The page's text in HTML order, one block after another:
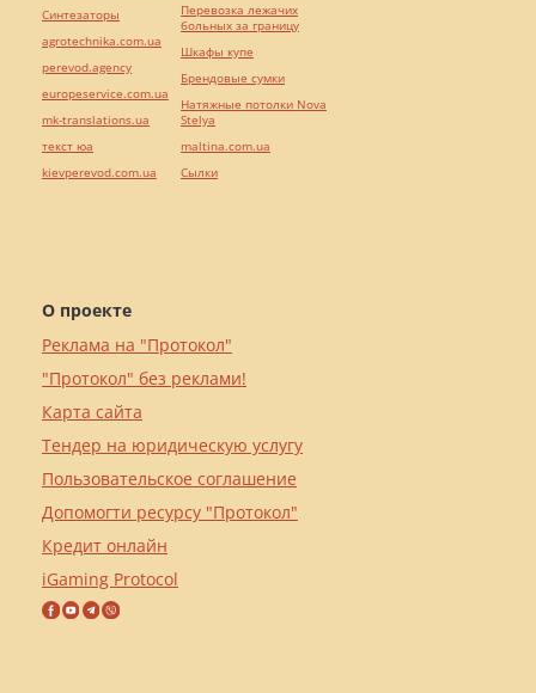
О проекте
Реклама на "Протокол"
"Протокол" без реклами!
Карта сайта
Тендер на юридическую услугу
Пользовательское соглашение
Допомогти ресурсу "Протокол"
Кредит онлайн
iGaming Protocol
Синтезаторы
agrotechnika.com.ua
perevod.agency
europeservice.com.ua
mk-translations.ua
текст юа
kievperevod.com.ua
Перевозка лежачих
больных за границу
Шкафы купе
Брендовые сумки
Натяжные потолки Nova
Stelya
maltina.com.ua
Cылки